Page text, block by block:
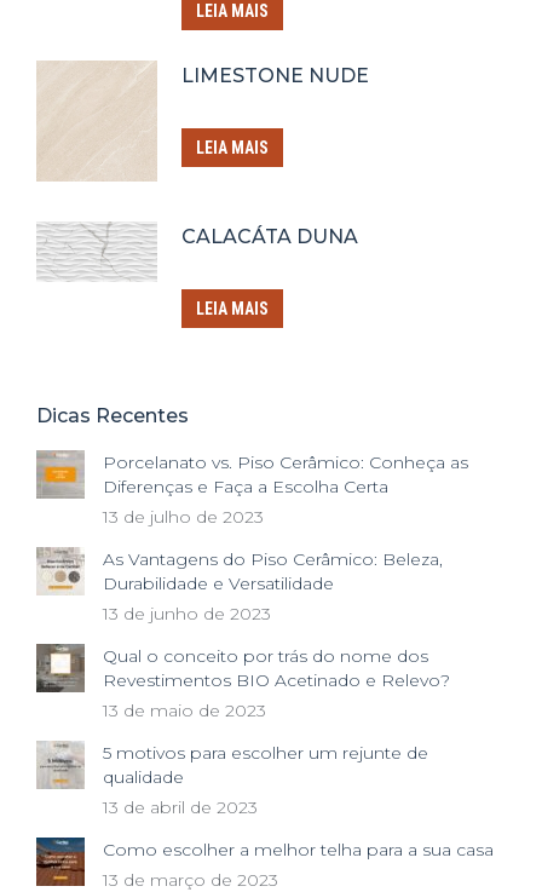
LEIA MAIS
LIMESTONE NUDE
LEIA MAIS
CALACÁTA DUNA
LEIA MAIS
Dicas Recentes
Porcelanato vs. Piso Cerâmico: Conheça as
Diferenças e Faça a Escolha Certa
13 de julho de 2023
As Vantagens do Piso Cerâmico: Beleza,
Durabilidade e Versatilidade
13 de junho de 2023
Qual o conceito por trás do nome dos
Revestimentos BIO Acetinado e Relevo?
13 de maio de 2023
5 motivos para escolher um rejunte de
qualidade
13 de abril de 2023
Como escolher a melhor telha para a sua casa
13 de março de 2023